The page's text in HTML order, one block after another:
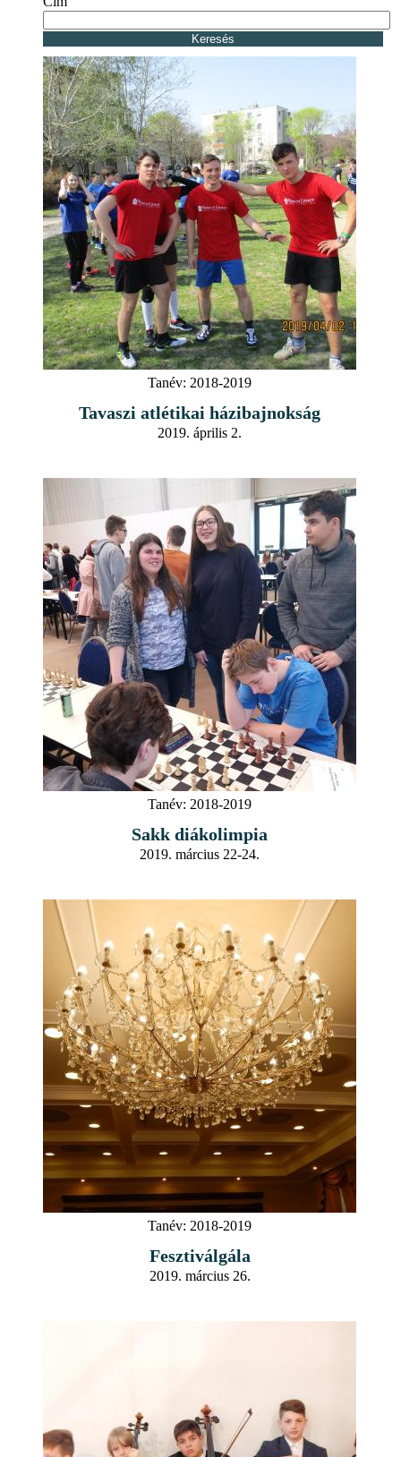
Tanév: 2018-2019
Tavaszi atlétikai házibajnokság
2019. április 2.
Tanév: 2018-2019
Sakk diákolimpia
2019. március 22-24.
Tanév: 2018-2019
Fesztiválgála
2019. március 26.